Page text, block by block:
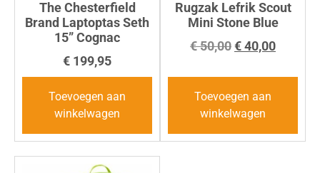
The Chesterfield
Brand Laptoptas Seth
15” Cognac
€ 199,95
Toevoegen aan
winkelwagen
Rugzak Lefrik Scout
Mini Stone Blue
€50,00€40,00
Toevoegen aan
winkelwagen